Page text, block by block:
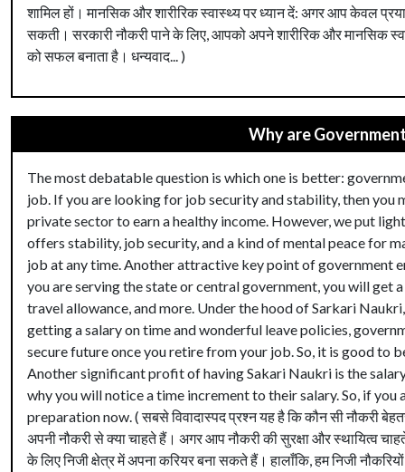
शामिल हों। मानसिक और शारीरिक स्वास्थ्य पर ध्यान दें: अगर आप केवल
सकती। सरकारी नौकरी पाने के लिए, आपको अपने शारीरिक और मानसिक
को सफल बनाता है। धन्यवाद... )
Why are
The most debatable question is which one is better:
job. If you are looking for job security and stability, then you
private sector to earn a healthy income. However, we put
offers stability, job security, and a kind of mental peace for
job at any time. Another attractive key point of government
you are serving the state or central government, you will get
travel allowance, and more. Under the hood of Sarkari
getting a salary on time and wonderful leave policies,
secure future once you retire from your job. So, it is good to
Another significant profit of having Sakari Naukri is the
why you will notice a time increment to their salary. So, if
preparation now. ( सबसे विवादास्पद प्रश्न यह है कि कौन सी नौकरी
अपनी नौकरी से क्या चाहते हैं। अगर आप नौकरी की सुरक्षा और स्थायित्व
के लिए निजी क्षेत्र में अपना करियर बना सकते हैं। हालाँकि, हम निजी